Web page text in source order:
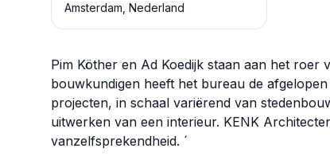
Amsterdam, Nederland
Pim Köther en Ad Koedijk staan aan het
bouwkundigen heeft het bureau de
projecten, in schaal variërend van
uitwerken van een interieur. KENK
vanzelfsprekendheid. ´